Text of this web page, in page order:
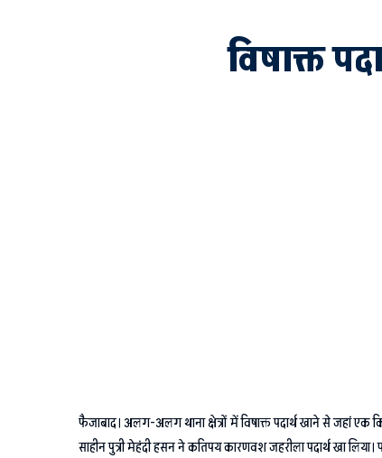
विषाक्त
फैजाबाद। अलग-अलग थाना क्षेत्रों में विषाक्त पदार्थ खाने से जहां एक
साहीन पुत्री मेहंदी हसन ने कतिपय कारणवश जहरीला पदार्थ खा